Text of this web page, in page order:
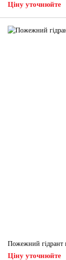
Ціну уточнюйте
Пожежний
Ціну уточнюйте